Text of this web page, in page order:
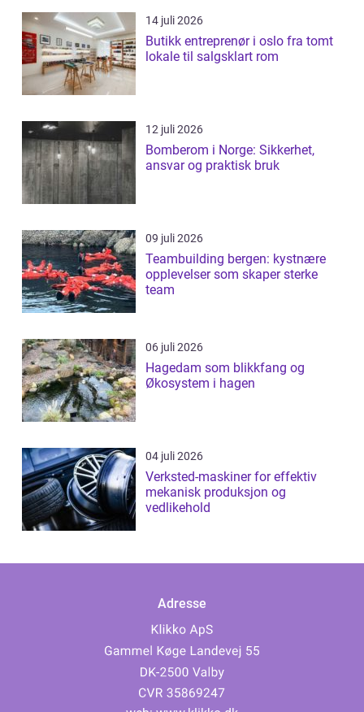
14 juli 2026
Butikk entreprenør i oslo fra tomt
lokale til salgsklart rom
12 juli 2026
Bomberom i Norge: Sikkerhet,
ansvar og praktisk bruk
09 juli 2026
Teambuilding bergen: kystnære
opplevelser som skaper sterke
team
06 juli 2026
Hagedam som blikkfang og
Økosystem i hagen
04 juli 2026
Verksted-maskiner for effektiv
mekanisk produksjon og
vedlikehold
Adresse